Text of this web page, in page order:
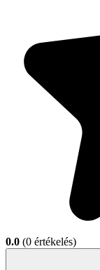
0.0 (0 értékelés)